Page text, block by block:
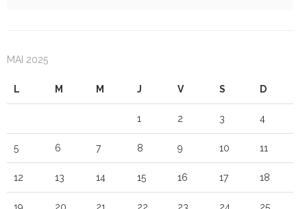
MAI 2025
L M M J V S D
1 2 3 4
5 6 7 8 9 10 11
12 13 14 15 16 17 18